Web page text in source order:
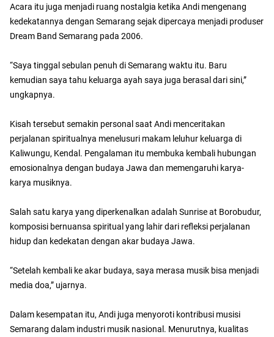
Acara itu juga menjadi ruang nostalgia ketika Andi mengenang
kedekatannya dengan Semarang sejak dipercaya menjadi produser
Dream Band Semarang pada 2006.
“Saya tinggal sebulan penuh di Semarang waktu itu. Baru
kemudian saya tahu keluarga ayah saya juga berasal dari sini,”
ungkapnya.
Kisah tersebut semakin personal saat Andi menceritakan
perjalanan spiritualnya menelusuri makam leluhur keluarga di
Kaliwungu, Kendal. Pengalaman itu membuka kembali hubungan
emosionalnya dengan budaya Jawa dan memengaruhi karya-
karya musiknya.
Salah satu karya yang diperkenalkan adalah Sunrise at Borobudur,
komposisi bernuansa spiritual yang lahir dari refleksi perjalanan
hidup dan kedekatan dengan akar budaya Jawa.
“Setelah kembali ke akar budaya, saya merasa musik bisa menjadi
media doa,” ujarnya.
Dalam kesempatan itu, Andi juga menyoroti kontribusi musisi
Semarang dalam industri musik nasional. Menurutnya, kualitas